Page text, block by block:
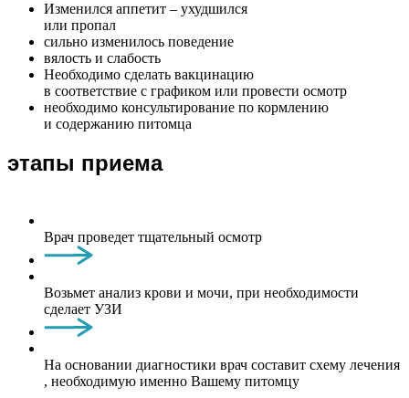
Изменился аппетит – ухудшился
или пропал
сильно изменилось поведение
вялость и слабость
Необходимо сделать вакцинацию
в соответствие с графиком или провести осмотр
необходимо консультирование по кормлению
и содержанию питомца
этапы приема
Врач проведет тщательный осмотр
Возьмет анализ крови и мочи, при необходимости
сделает УЗИ
На основании диагностики врач составит схему лечения
, необходимую именно Вашему питомцу